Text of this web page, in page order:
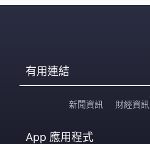
有用連結
新聞資訊 財經資訊
App 應用程式